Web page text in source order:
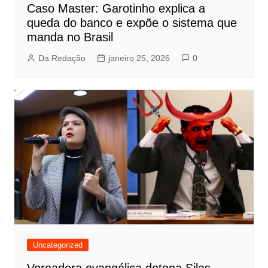
Caso Master: Garotinho explica a
queda do banco e expõe o sistema que
manda no Brasil
Da Redação janeiro 25, 2026 0
Uncategorized